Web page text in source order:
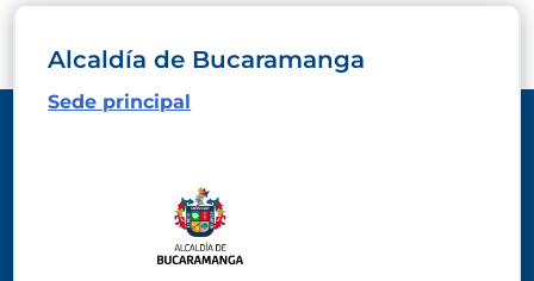
Alcaldía de Bucaramanga
Sede principal